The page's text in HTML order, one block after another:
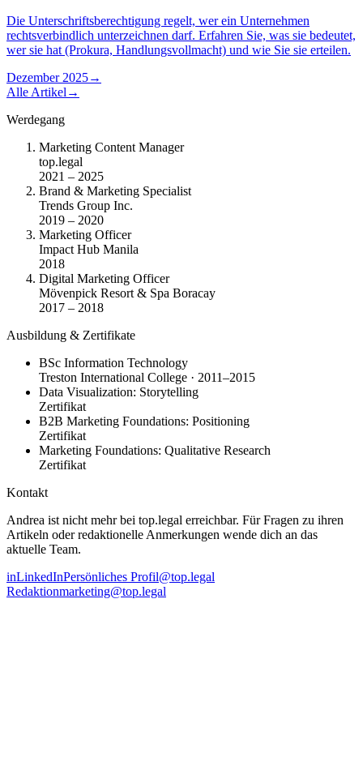
Die Unterschriftsberechtigung regelt, wer ein Unternehmen
rechtsverbindlich unterzeichnen darf. Erfahren Sie, was sie bedeutet,
wer sie hat (Prokura, Handlungsvollmacht) und wie Sie sie erteilen.
Dezember 2025→
Alle Artikel →
Werdegang
Marketing Content Manager
top.legal
2021 – 2025
Brand & Marketing Specialist
Trends Group Inc.
2019 – 2020
Marketing Officer
Impact Hub Manila
2018
Digital Marketing Officer
Mövenpick Resort & Spa Boracay
2017 – 2018
Ausbildung & Zertifikate
BSc Information Technology
Treston International College · 2011–2015
Data Visualization: Storytelling
Zertifikat
B2B Marketing Foundations: Positioning
Zertifikat
Marketing Foundations: Qualitative Research
Zertifikat
Kontakt
Andrea ist nicht mehr bei top.legal erreichbar. Für Fragen zu ihren
Artikeln oder redaktionelle Anmerkungen wende dich an das
aktuelle Team.
inLinkedInPersönliches Profil@top.legal
Redaktionmarketing@top.legal